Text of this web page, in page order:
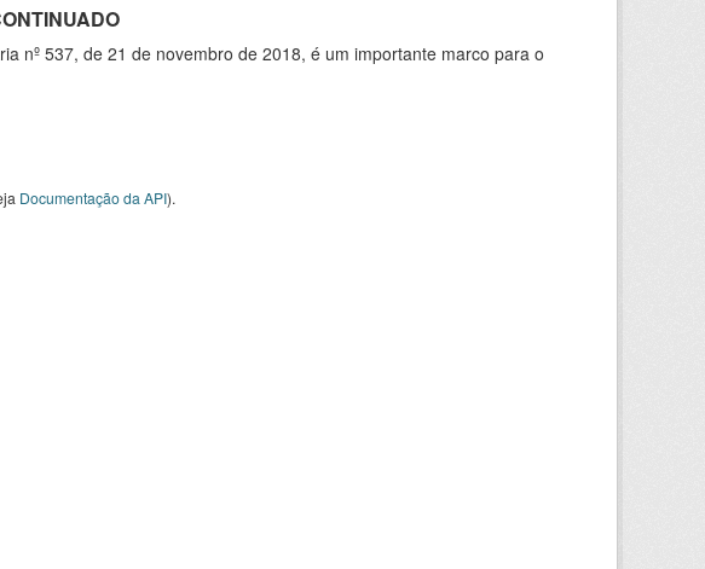
nº 537, de 21 de novembro de 2018, é um importante marco para o
Documentação da API).